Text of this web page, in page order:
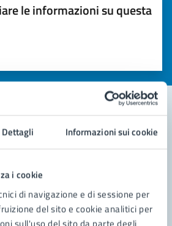
Dettagli Informazioni sui cookie
i cookie
di navigazione e di sessione per
del sito e cookie analitici per
le informazioni su questa
(da 1 a 5 stelle)
stelle per valutare la chiarezza delle
5 stelle su 5
su 5
su 5
5